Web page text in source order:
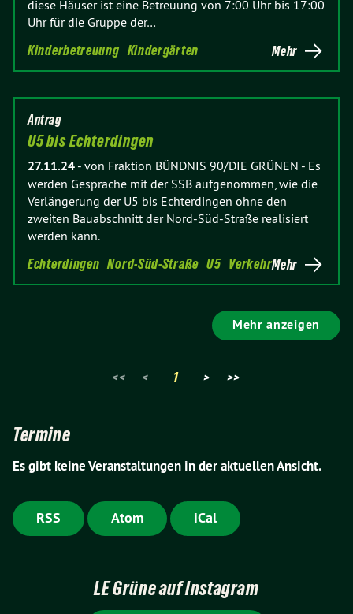
diese Häuser ist eine Betreuung von 7:00 Uhr bis 17:00
Uhr für die Gruppe der…
Kinderbetreuung Kindergärten Mehr
Antrag
U5 bis Echterdingen
27.11.24 - von Fraktion BÜNDNIS 90/DIE GRÜNEN - Es
werden Gespräche mit der SSB aufgenommen, wie die
Verlängerung der U5 bis Echterdingen ohne den
zweiten Bauabschnitt der Nord-Süd-Straße realisiert
werden kann.
Echterdingen Nord-Süd-Straße U5 VerkehrMehr
Mehr anzeigen
<< < 1 > >>
Termine
Es gibt keine Veranstaltungen in der aktuellen Ansicht.
RSS Atom iCal
LE Grüne auf Instagram